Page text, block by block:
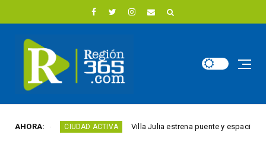
AHORA:CIUDAD ACTIVA Villa Julia estrena puente y espacios